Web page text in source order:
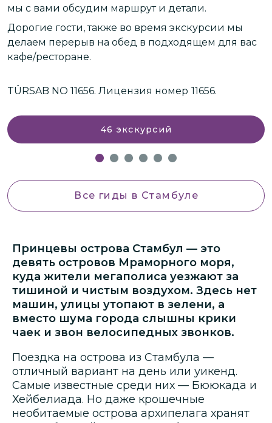
мы с вами обсудим маршрут и детали.
Дорогие гости, также во время экскурсии мы
делаем перерыв на обед в подходящем для вас
кафе/ресторане.
TÜRSAB NO 11656. Лицензия номер 11656.
46 экскурсий
Все гиды в Стамбуле
Принцевы острова Стамбул — это
девять островов Мраморного моря,
куда жители мегаполиса уезжают за
тишиной и чистым воздухом. Здесь нет
машин, улицы утопают в зелени, а
вместо шума города слышны крики
чаек и звон велосипедных звонков.
Поездка на острова из Стамбула —
отличный вариант на день или уикенд.
Самые известные среди них — Бююкада и
Хейбелиада. Но даже крошечные
необитаемые острова архипелага хранят